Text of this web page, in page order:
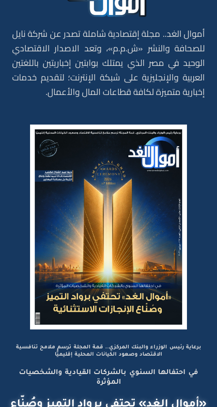
أموال الغد.. مجلة إقتصادية شاملة تصدر عن شركة نايل
للصحافة والنشر «ش.م.م»، وتعد الاصدار الاقتصادي
الوحيد في مصر الذي يمتلك بوابتين إخباريتين باللغتين
العربية والإنجليزية على شبكة الإنترنت؛ لتقديم خدمات
إخبارية متميزة لكافة قطاعات المال والأعمال.
برعاية رئيس الوزراء والبنك المركزي.. قمة المجلة ترسم ملامح تنافسية
الاقتصاد وصعود الكيانات المحلية إقليميًّا
في احتفالها السنوي بالشركات القيادية والشخصيات
المؤثرة